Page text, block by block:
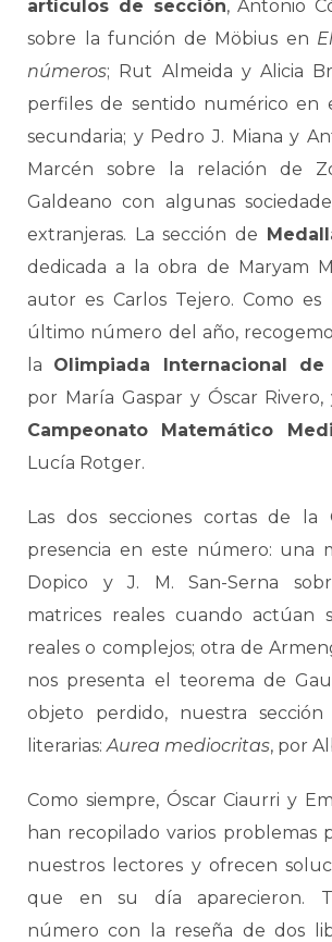
artículos de sección, Antonio
sobre la función de Möbius en
números; Rut Almeida y Alicia
perfiles de sentido numérico en
secundaria; y Pedro J. Miana y
Marcén sobre la relación de
Galdeano con algunas
extranjeras. La sección de
dedicada a la obra de Maryam
autor es Carlos Tejero. Como es
último número del año,
la Olimpiada Internacional de
por María Gaspar y Óscar
Campeonato Matemático
Lucía Rotger.
Las dos secciones cortas de la
presencia en este número: una
Dopico y J. M. San-Serna
matrices reales cuando actúan
reales o complejos; otra de
nos presenta el teorema de
objeto perdido, nuestra
literarias:Aurea mediocritas, por
Como siempre, Óscar Ciaurri y
han recopilado varios problemas
nuestros lectores y ofrecen
que en su día aparecieron.
número con la reseña de dos